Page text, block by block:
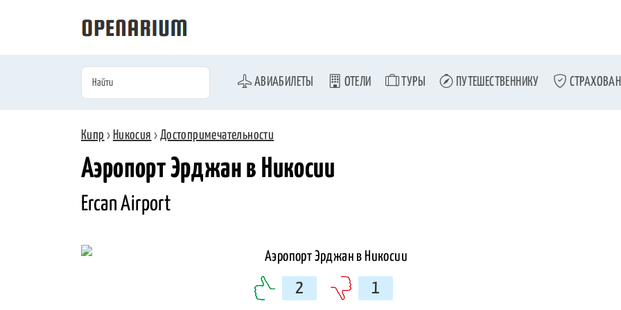
АВИАБИЛЕТЫ ОТЕЛИ ТУРЫ ПУТЕШЕСТВЕННИКУ
Кипр › Никосия › Достопримечательности
Аэропорт Эрджан в Никосии
Ercan Airport
2 1